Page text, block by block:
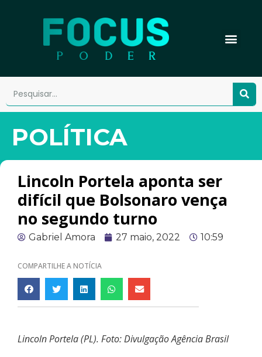
POLÍTICA
Lincoln Portela aponta ser
difícil que Bolsonaro vença
no segundo turno
Gabriel Amora 27 maio, 2022 10:59
COMPARTILHE A NOTÍCIA
Lincoln Portela (PL). Foto: Divulgação Agência Brasil